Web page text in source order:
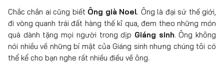
Chắc chắn ai cũng biết Ông già Noel. Ông là đại sứ thế giới,
đi vòng quanh trái đất hàng thế kỉ qua, đem theo những món
quà dành tặng mọi người trong dịp Giáng sinh. Ông không
nói nhiều về những bí mật của Giáng sinh nhưng chúng tôi có
thể kể cho bạn nghe rất nhiều điều về ông.